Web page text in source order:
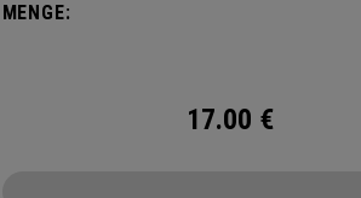
MENGE:
17.00 €